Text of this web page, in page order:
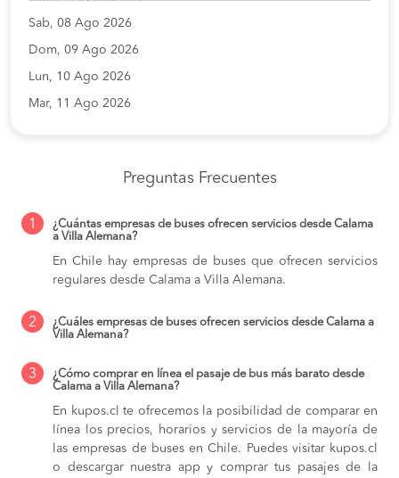
Sab, 08 Ago 2026
Dom, 09 Ago 2026
Lun, 10 Ago 2026
Mar, 11 Ago 2026
Preguntas Frecuentes
1
¿Cuántas empresas de buses ofrecen servicios desde Calama
a Villa Alemana?
En Chile hay empresas de buses que ofrecen servicios
regulares desde Calama a Villa Alemana.
2
¿Cuáles empresas de buses ofrecen servicios desde Calama a
Villa Alemana?
3
¿Cómo comprar en línea el pasaje de bus más barato desde
Calama a Villa Alemana?
En kupos.cl te ofrecemos la posibilidad de comparar en
línea los precios, horarios y servicios de la mayoría de
las empresas de buses en Chile. Puedes visitar kupos.cl
o descargar nuestra app y comprar tus pasajes de la